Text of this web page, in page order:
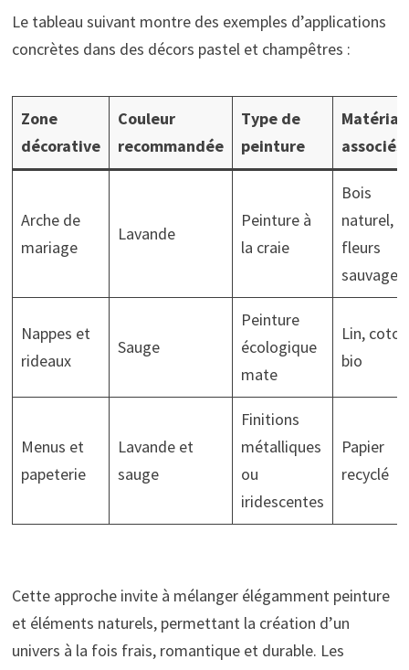
Le tableau suivant montre des exemples d’applications
concrètes dans des décors pastel et champêtres :
Zone
décorative
Couleur
recommandée
Type de
peinture
associés
Arche de
mariage
Lavande
Peinture à
la craie
Bois
naturel,
fleurs
sauvages
Nappes et
rideaux
Sauge
Peinture
écologique
mate
Lin, coton
bio
Menus et
papeterie
Lavande et
sauge
Finitions
métalliques
ou
iridescentes
Papier
recyclé
Cette approche invite à mélanger élégamment peinture
et éléments naturels, permettant la création d’un
univers à la fois frais, romantique et durable. Les